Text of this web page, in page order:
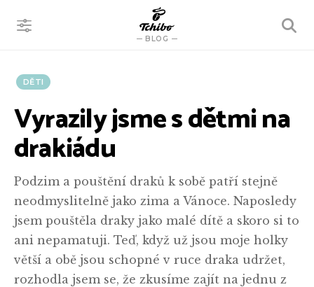
BLOG
VYHLEDÁVÁNÍ
DĚTI
Vyrazily jsme s dětmi na
drakiádu
Podzim a pouštění draků k sobě patří stejně
neodmyslitelně jako zima a Vánoce. Naposledy
jsem pouštěla draky jako malé dítě a skoro si to
ani nepamatuji. Teď, když už jsou moje holky
větší a obě jsou schopné v ruce draka udržet,
rozhodla jsem se, že zkusíme zajít na jednu z